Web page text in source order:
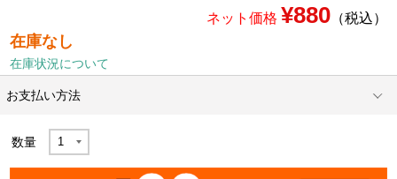
ネット価格 ¥880（税込）
在庫なし
在庫状況について
お支払い方法
数量